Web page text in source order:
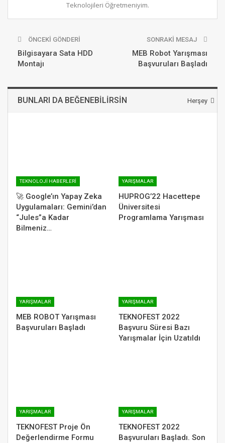
Teknolojileri Öğretmeniyim.
ÖNCEKI GÖNDERI
Bilgisayara Sata HDD
Montajı
SONRAKI MESAJ
MEB Robot Yarışması
Başvuruları Başladı
Herşey
BUNLARI DA BEĞENEBILIRSIN
TEKNOLOJI HABERLERI
🚀 Google’ın Yapay Zeka
Uygulamaları: Gemini’dan
“Jules”a Kadar
Bilmeniz…
YARIŞMALAR
HUPROG’22 Hacettepe
Üniversitesi
Programlama Yarışması
YARIŞMALAR
MEB ROBOT Yarışması
Başvuruları Başladı
YARIŞMALAR
TEKNOFEST 2022
Başvuru Süresi Bazı
Yarışmalar İçin Uzatıldı
YARIŞMALAR
TEKNOFEST Proje Ön
Değerlendirme Formu
YARIŞMALAR
TEKNOFEST 2022
Başvuruları Başladı. Son